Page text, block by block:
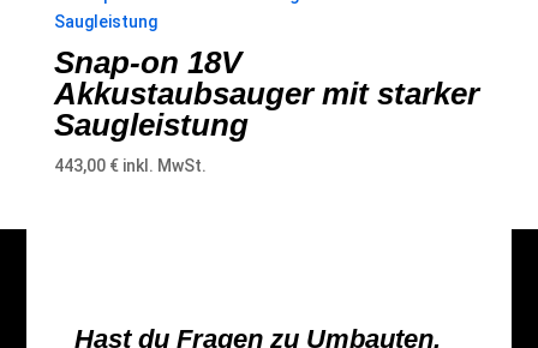
Snap-on 18V
Akkustaubsauger mit starker
Saugleistung
443,00 € inkl. MwSt.
Hast du Fragen zu Umbauten,